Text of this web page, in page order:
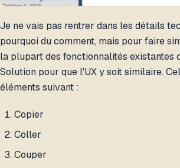
Je ne vais pas rentrer dans les détails
pourquoi du comment, mais pour faire
la plupart des fonctionnalités existantes
Solution pour que l'UX y soit similaire.
éléments suivant :
Copier
Coller
Couper